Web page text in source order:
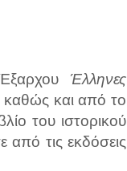
Έλληνες
και από το
του ιστορικού
τις εκδόσεις